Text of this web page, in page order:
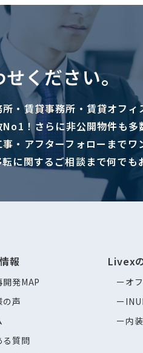
ください。
・賃貸事務所・賃貸オフィ
！さらに非公開物件も多
・アフターフォローまで
に関するご相談まで何でも
報
開発MAP
の声
る質問
Livex
オ
内